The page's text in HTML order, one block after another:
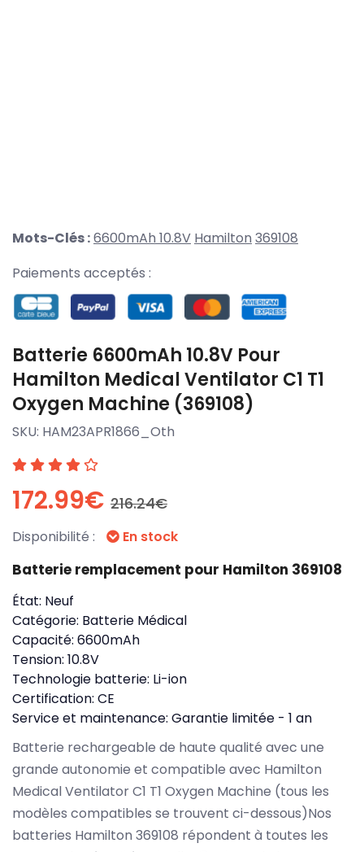
Mots-Clés :6600mAh 10.8V Hamilton 369108
Paiements acceptés :
Batterie 6600mAh 10.8V Pour
Hamilton Medical Ventilator C1 T1
Oxygen Machine (369108)
SKU: HAM23APR1866_Oth
172.99€ 216.24€
Disponibilité : En stock
Batterie remplacement pour Hamilton 369108
État: Neuf
Catégorie: Batterie Médical
Capacité: 6600mAh
Tension: 10.8V
Technologie batterie: Li-ion
Certification: CE
Service et maintenance: Garantie limitée - 1 an
Batterie rechargeable de haute qualité avec une
grande autonomie et compatible avec Hamilton
Medical Ventilator C1 T1 Oxygen Machine (tous les
modèles compatibles se trouvent ci-dessous)Nos
batteries Hamilton 369108 répondent à toutes les